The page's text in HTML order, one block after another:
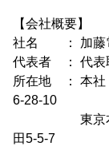
【会社概要】
社名 ： 加藤
代表者 ： 代表
所在地 ： 本
6-28-10
東京本部
田5-5-7